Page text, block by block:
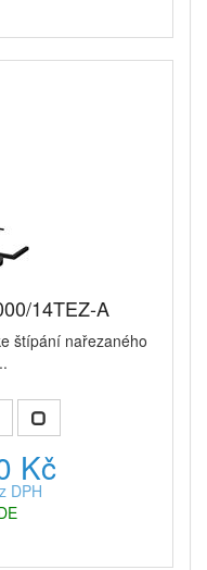
14TEZ-A
štípání nařezaného
Kč
DPH